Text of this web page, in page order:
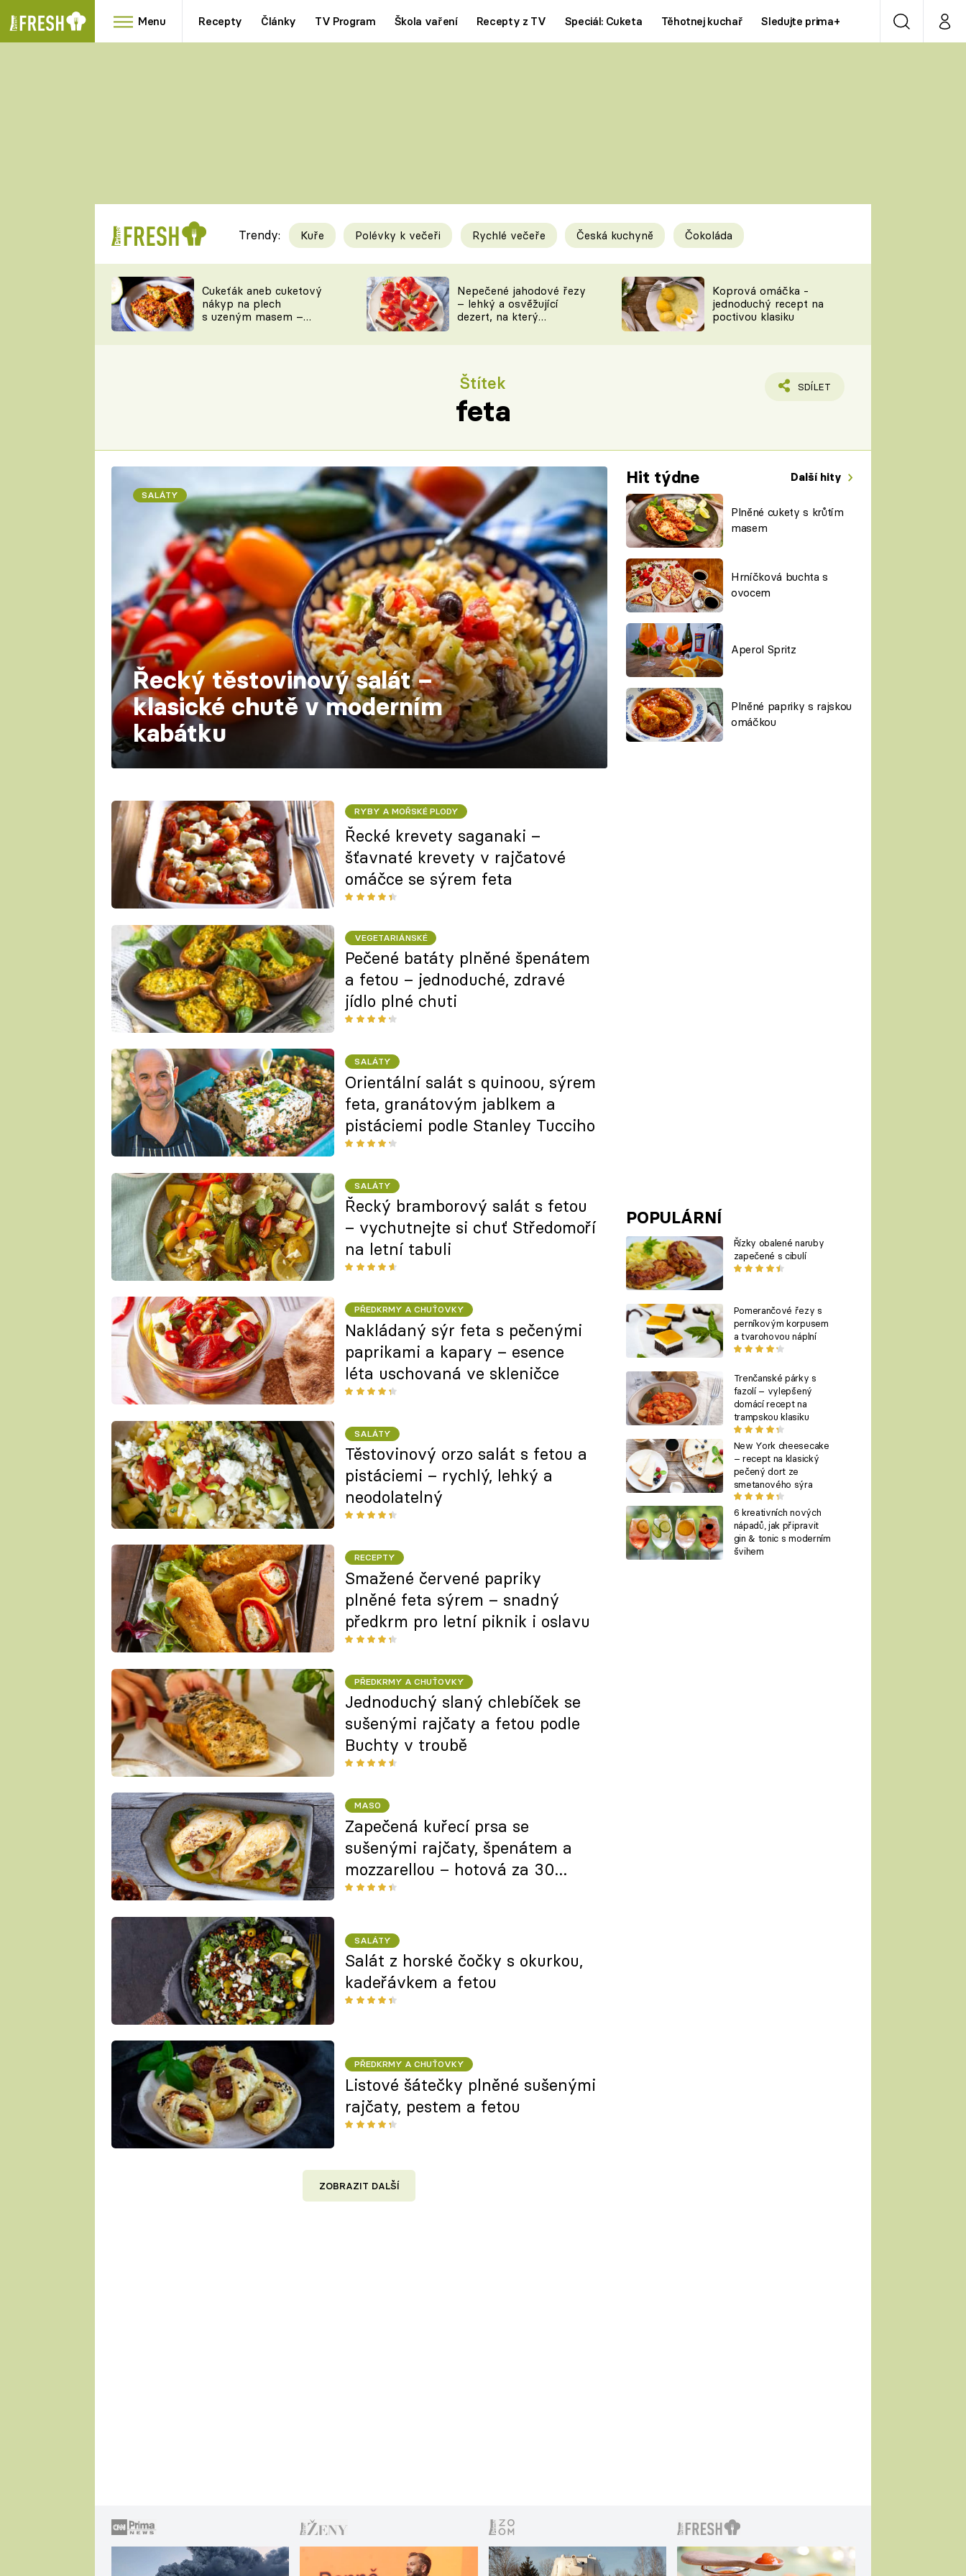
Menu Recepty Články TV Program Škola vaření Recepty z TV Speciál: Cuketa Těhotnej kuchař Sledujte prima+ VyhledáváníMůj
RYCHLOVKY
Videorecepty
TEĎ VAŘÍ ŠÉF!
Tipy a triky
KAM ZA JÍDLEM
NA NÁKUPECH
Novinky
ŠÉFREDAKTORKY
Prima LAJK
Sledujte nás
Trendy: Kuře Polévky k večeři Rychlé večeře Česká kuchyně Čokoláda
Cukeťák aneb cuketový
nákyp na plech
s uzeným masem –
Nepečené jahodové řezy
– lehký a osvěžující
dezert, na který
Koprová omáčka -
jednoduchý recept na
poctivou klasiku
Štítek
feta
SDÍLET
Hit týdne Další hity
Plněné cukety s krůtím
masem
Hrníčková buchta s
ovocem
Aperol Spritz
Plněné papriky s rajskou
omáčkou
POPULÁRNÍ
Řízky obalené naruby
zapečené s cibulí
Pomerančové řezy s
perníkovým korpusem
a tvarohovou náplní
Trenčanské párky s
fazolí – vylepšený
domácí recept na
trampskou klasiku
New York cheesecake
– recept na klasický
pečený dort ze
smetanového sýra
6 kreativních nových
nápadů, jak připravit
gin & tonic s moderním
švihem
SALÁTY
Řecký těstovinový salát –
klasické chutě v moderním
kabátku
RYBY A MOŘSKÉ PLODY
Řecké krevety saganaki –
šťavnaté krevety v rajčatové
omáčce se sýrem feta
VEGETARIÁNSKÉ
Pečené batáty plněné špenátem
a fetou – jednoduché, zdravé
jídlo plné chuti
SALÁTY
Orientální salát s quinoou, sýrem
feta, granátovým jablkem a
pistáciemi podle Stanley Tucciho
SALÁTY
Řecký bramborový salát s fetou
– vychutnejte si chuť Středomoří
na letní tabuli
PŘEDKRMY A CHUŤOVKY
Nakládaný sýr feta s pečenými
paprikami a kapary – esence
léta uschovaná ve skleničce
SALÁTY
Těstovinový orzo salát s fetou a
pistáciemi – rychlý, lehký a
neodolatelný
RECEPTY
Smažené červené papriky
plněné feta sýrem – snadný
předkrm pro letní piknik i oslavu
PŘEDKRMY A CHUŤOVKY
Jednoduchý slaný chlebíček se
sušenými rajčaty a fetou podle
Buchty v troubě
MASO
Zapečená kuřecí prsa se
sušenými rajčaty, špenátem a
mozzarellou – hotová za 30
minut
SALÁTY
Salát z horské čočky s okurkou,
kadeřávkem a fetou
PŘEDKRMY A CHUŤOVKY
Listové šátečky plněné sušenými
rajčaty, pestem a fetou
ZOBRAZIT DALŠÍ